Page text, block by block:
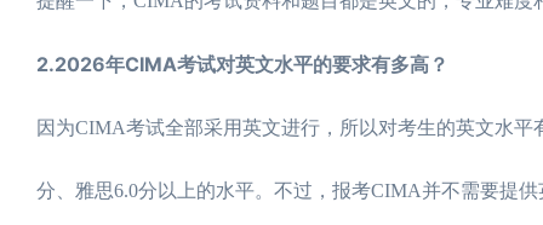
2.2026年CIMA考试对英文水平的要求有多高？
因为CIMA考试全部采用英文进行，所以对考生的英文水
分、雅思6.0分以上的水平。不过，报考CIMA并不需要提